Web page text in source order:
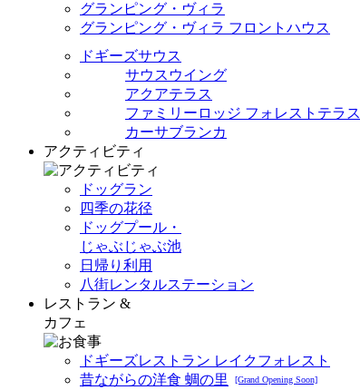
グランピング・ヴィラ
グランピング・ヴィラ フロントハウス
ドギーズサウス
サウスウイング
アクアテラス
ファミリーロッジ フォレストテラス
カーサブランカ
アクティビティ
ドッグラン
四季の花径
ドッグプール・
じゃぶじゃぶ池
日帰り利用
八街レンタルステーション
レストラン &
カフェ
ドギーズレストラン レイクフォレスト
昔ながらの洋食 蜩の里
[Grand Opening Soon]